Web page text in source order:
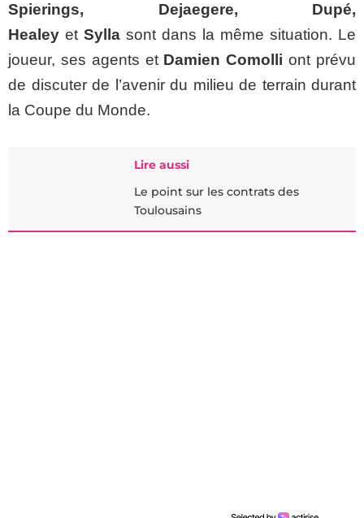
Spierings, Dejaegere, Dupé,
Healey et Sylla sont dans la même situation. Le
joueur, ses agents et Damien Comolli ont prévu
de discuter de l’avenir du milieu de terrain durant
la Coupe du Monde.
Lire aussi
Le point sur les contrats des
Toulousains